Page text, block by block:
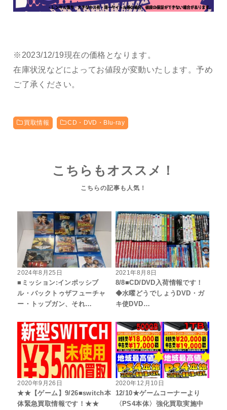
※2023/12/19現在の価格となります。
在庫状況などによってお値段が変動いたします。予め
ご了承ください。
買取情報 CD・DVD・Blu-ray
こちらもオススメ！
2024年8月25日
■ミッション:インポッシブ
ル・バックトゥザフューチャ
ー・トップガン、それ…
2021年8月8日
8/8■CD/DVD入荷情報です！
◆水曜どうでしょうDVD・ガ
キ使DVD…
2020年9月26日
★★【ゲーム】9/26■switch本
体緊急買取情報です！★★
2020年12月10日
12/10★ゲームコーナーより
〈PS4本体〉強化買取実施中